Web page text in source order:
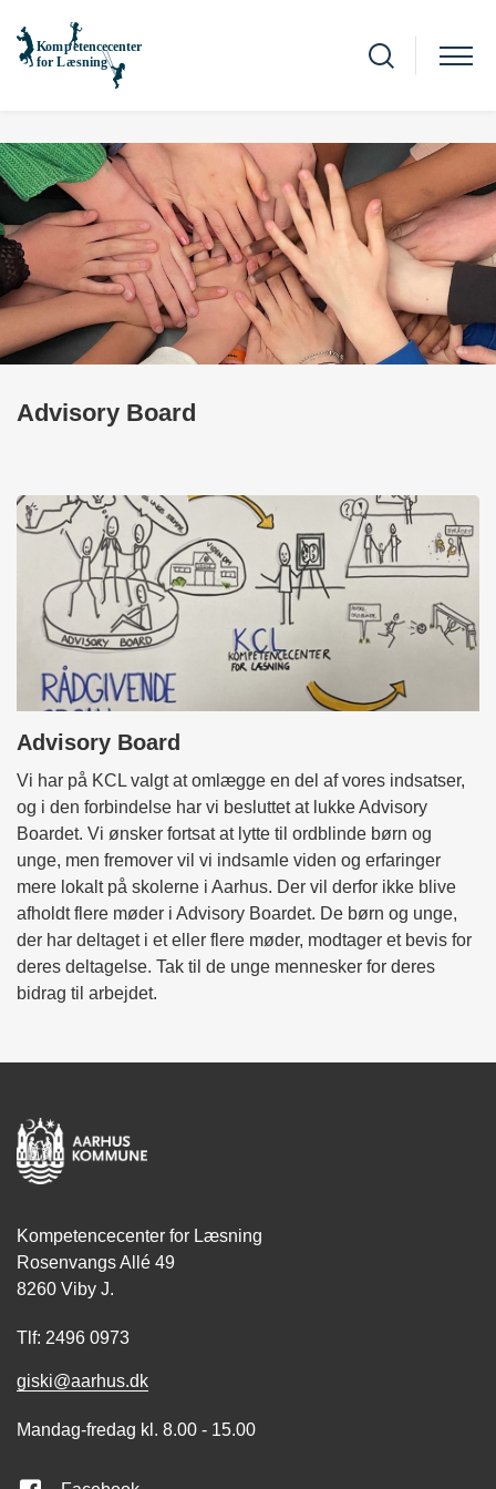
Advisory Board
Advisory Board
Vi har på KCL valgt at omlægge en del af vores indsatser,
og i den forbindelse har vi besluttet at lukke Advisory
Boardet. Vi ønsker fortsat at lytte til ordblinde børn og
unge, men fremover vil vi indsamle viden og erfaringer
mere lokalt på skolerne i Aarhus. Der vil derfor ikke blive
afholdt flere møder i Advisory Boardet. De børn og unge,
der har deltaget i et eller flere møder, modtager et bevis for
deres deltagelse. Tak til de unge mennesker for deres
bidrag til arbejdet.
Kompetencecenter for Læsning
Rosenvangs Allé 49
8260 Viby J.
Tlf: 2496 0973
giski@aarhus.dk
Mandag-fredag kl. 8.00 - 15.00